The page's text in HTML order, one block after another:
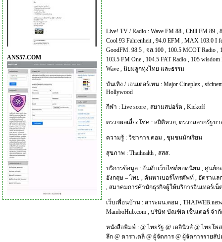
ANS57.COM
Live! TV / Radio : Wave FM 88 , Chill FM 89 ,
Cool 93 Fahrenheit, 94.0 EFM , MAX 103.0 I
GoodFM. 98.5 , จส.100 , 100.5 MCOT Radio ,
103.5 FM One , 104.5 FAT Radio , 105 wisdom
Wave , นิยมลูกทุ่งไทย และธรรม
บันเทิง / เอนเตอร์เทน : Major Cineplex ,
Hollywood
กีฬา : Live score , สยามสปอร์ต , Kickoff
ตรวจผลเสี่ยงโชค : สถิติหวย, ตรวจสลากรัฐบา
ความรู้ : วิชาการ.คอม , ชุมชนนักเรียน
สุขภาพ : Thaihealth , สสส.
บริการข้อมูล : อันดับเว็บไซต์ยอดนิยม , ศูนย์ก
อังกฤษ – ไทย , ค้นหาเบอร์โทรศัพท์ , อัตราแล
, สมาคมการค้านักธุรกิจผู้ให้บริการอินเทอร์เน็
เว็บเพื่อนบ้าน : สาระแน.คอม ,
MamboHub.com , บริษัท บัณฑิต เซ็นเตอร์ จำ
หนังสือพิมพ์ : @ ไทยรัฐ @ เดลินิวส์ @ ไทยโพ
ลึก @ ดาราเดลี่ @ ผู้จัดการ @ ผู้จัดการรายสั